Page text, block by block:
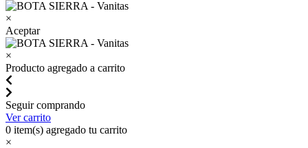
×
Aceptar
×
Producto agregado a carrito
Seguir comprando
Ver carrito
0 item(s) agregado tu carrito
×